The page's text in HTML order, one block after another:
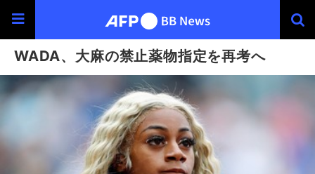
WADA、大麻の禁止薬物指定を再考へ